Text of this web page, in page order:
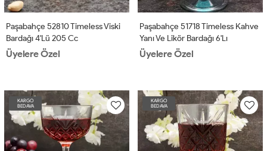
Paşabahçe 52810 Timeless Viski
Bardağı 4'lü 205 Cc
Üyelere Özel
Paşabahçe 51718 Timeless Kahve
Yanı Ve Likör Bardağı 6'lı
Üyelere Özel
KARGO
BEDAVA
KARGO
BEDAVA